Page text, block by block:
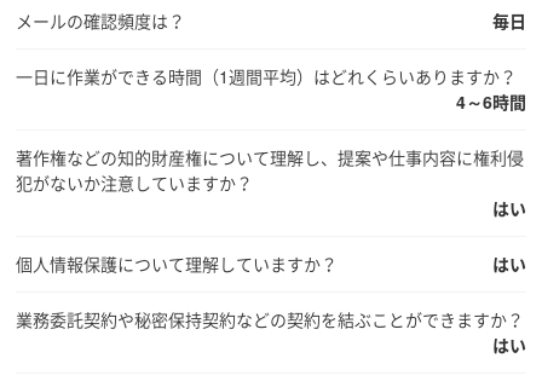
メールの確認頻度は？ 毎日
一日に作業ができる時間（1週間平均）はどれくらいありますか？
4～6時間
著作権などの知的財産権について理解し、提案や仕事内容に権利侵
犯がないか注意していますか？
はい
個人情報保護について理解していますか？ はい
業務委託契約や秘密保持契約などの契約を結ぶことができますか？
はい